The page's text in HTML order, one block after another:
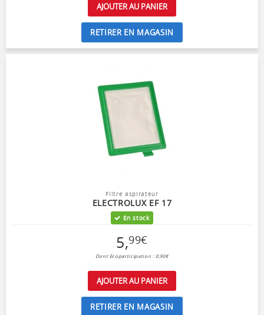
AJOUTER AU PANIER
RETIRER EN MAGASIN
Filtre aspirateur
ELECTROLUX EF 17
En stock
5,99€
Dont Ecoparticipation : 0,90€
AJOUTER AU PANIER
RETIRER EN MAGASIN